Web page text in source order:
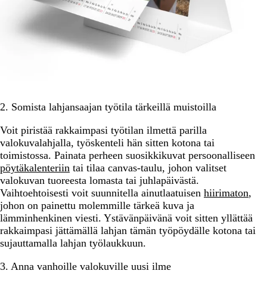
2. Somista lahjansaajan työtila tärkeillä muistoilla
Voit piristää rakkaimpasi työtilan ilmettä parilla
valokuvalahjalla, työskenteli hän sitten kotona tai
toimistossa. Painata perheen suosikkikuvat persoonalliseen
pöytäkalenteriin tai tilaa canvas-taulu, johon valitset
valokuvan tuoreesta lomasta tai juhlapäivästä.
Vaihtoehtoisesti voit suunnitella ainutlaatuisen hiirimaton,
johon on painettu molemmille tärkeä kuva ja
lämminhenkinen viesti. Ystävänpäivänä voit sitten yllättää
rakkaimpasi jättämällä lahjan tämän työpöydälle kotona tai
sujauttamalla lahjan työlaukkuun.
3. Anna vanhoille valokuville uusi ilme